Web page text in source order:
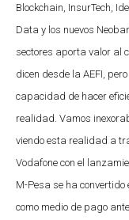
Blockchain, InsurTech,
Data y los nuevos
sectores aporta valor al
dicen desde la AEFI,
capacidad de hacer
realidad. Vamos
viendo esta realidad a
Vodafone con el
M-Pesa se ha convertido
como medio de pago